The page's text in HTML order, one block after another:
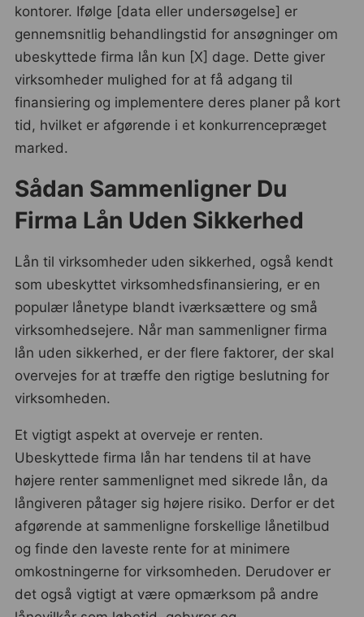
kontorer. Ifølge [data eller undersøgelse] er
gennemsnitlig behandlingstid for ansøgninger om
ubeskyttede firma lån kun [X] dage. Dette giver
virksomheder mulighed for at få adgang til
finansiering og implementere deres planer på kort
tid, hvilket er afgørende i et konkurrencepræget
marked.
Sådan Sammenligner Du
Firma Lån Uden Sikkerhed
Lån til virksomheder uden sikkerhed, også kendt
som ubeskyttet virksomhedsfinansiering, er en
populær lånetype blandt iværksættere og små
virksomhedsejere. Når man sammenligner firma
lån uden sikkerhed, er der flere faktorer, der skal
overvejes for at træffe den rigtige beslutning for
virksomheden.
Et vigtigt aspekt at overveje er renten.
Ubeskyttede firma lån har tendens til at have
højere renter sammenlignet med sikrede lån, da
långiveren påtager sig højere risiko. Derfor er det
afgørende at sammenligne forskellige lånetilbud
og finde den laveste rente for at minimere
omkostningerne for virksomheden. Derudover er
det også vigtigt at være opmærksom på andre